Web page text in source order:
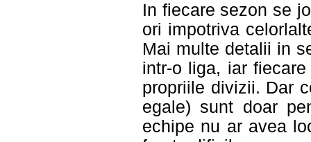
In fiecare sezon se
ori impotriva
Mai multe detalii in
intr-o liga, iar
propriile divizii. Dar
egale) sunt doar
echipe nu ar avea